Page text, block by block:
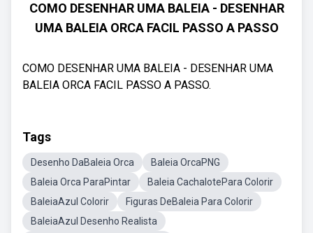
COMO DESENHAR UMA BALEIA - DESENHAR
UMA BALEIA ORCA FACIL PASSO A PASSO
COMO DESENHAR UMA BALEIA - DESENHAR UMA
BALEIA ORCA FACIL PASSO A PASSO.
Tags
Desenho DaBaleia Orca
Baleia OrcaPNG
Baleia Orca ParaPintar
Baleia CachalotePara Colorir
BaleiaAzul Colorir
Figuras DeBaleia Para Colorir
BaleiaAzul Desenho Realista